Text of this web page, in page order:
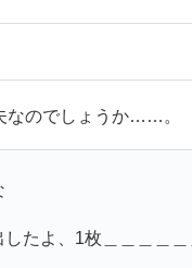
なのでしょうか……。
たよ、1枚＿＿＿＿＿